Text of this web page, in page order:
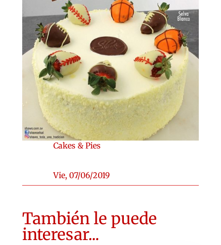
Cakes & Pies
Vie, 07/06/2019
También le puede
interesar...